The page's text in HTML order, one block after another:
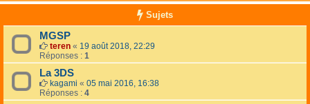
Sujets
MGSP
teren « 19 août 2018, 22:29
Réponses : 1
La 3DS
kagami « 05 mai 2016, 16:38
Réponses : 4